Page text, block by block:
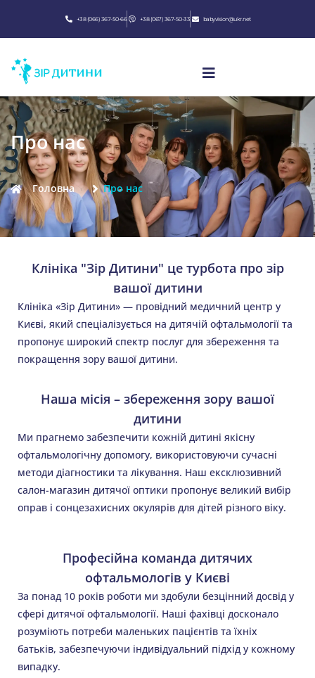
+38 (066) 367-50-66 +38 (067) 367-50-33 babyvision@ukr.net
Про нас
Головна Про нас
Клініка "Зір Дитини" це турбота про зір
вашої дитини
Клініка «Зір Дитини» — провідний медичний центр у
Києві, який спеціалізується на дитячій офтальмології та
пропонує широкий спектр послуг для збереження та
покращення зору вашої дитини.
Наша місія – збереження зору вашої
дитини
Ми прагнемо забезпечити кожній дитині якісну
офтальмологічну допомогу, використовуючи сучасні
методи діагностики та лікування. Наш ексклюзивний
салон-магазин дитячої оптики пропонує великий вибір
оправ і сонцезахисних окулярів для дітей різного віку.
Професійна команда дитячих
офтальмологів у Києві
За понад 10 років роботи ми здобули безцінний досвід у
сфері дитячої офтальмології. Наші фахівці досконало
розуміють потреби маленьких пацієнтів та їхніх
батьків, забезпечуючи індивідуальний підхід у кожному
випадку.